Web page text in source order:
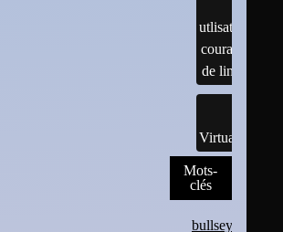
utlisation
courante
de linux
Virtualisation
Mots-
clés
bullseye